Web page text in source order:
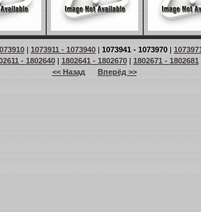
| 1073911 - 1073940 | 1073941 - 1073970 |
- 1802640| 1802641 - 1802670| 1802671 - 1802681
<< Назад
Вперёд >>